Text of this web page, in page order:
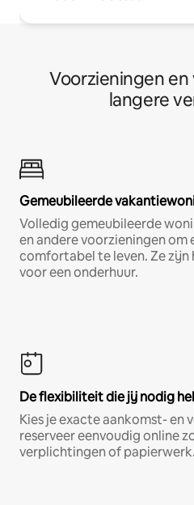
Voorzieningen
langere
Gemeubileerde
Volledig gemeubileerde
en andere voorzieningen om
comfortabel te leven. Ze
voor een onderhuur.
De flexibiliteit die jij nodig
Kies je exacte aankomst- en
reserveer eenvoudig online
verplichtingen of